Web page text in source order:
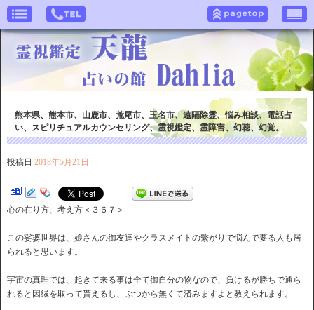
熊本県、熊本市、山鹿市、荒尾市、玉名市、遠隔除霊、悩み相談、電話占
い、スピリチュアルカウンセリング、霊視鑑定、霊障害、幻聴、幻覚。
投稿日 2018年5月21日
心の在り方、考え方＜３６７＞
この娑婆世界は、娘さんの御友達やクラスメイトの繫がりで悩んで要る人も居
られると思います。
宇宙の真理では、起きて来る事は全て御自分の物なので、負けるが勝ちで通ら
れると因縁を取って貰えるし、ぶつから無くて済みますよと教えられます。